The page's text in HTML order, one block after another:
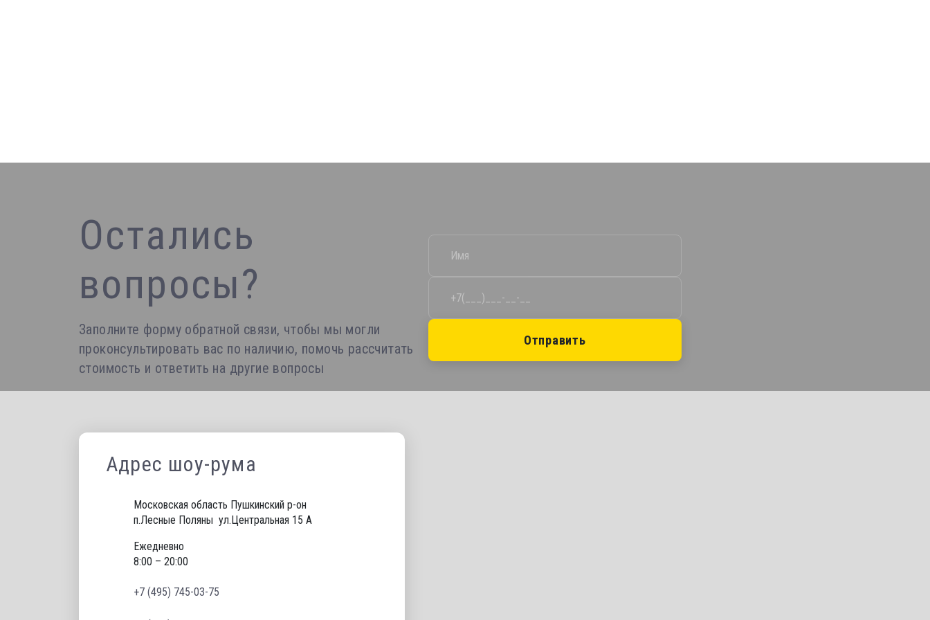
Остались
вопросы?
Заполните форму обратной связи, чтобы мы могли
проконсультировать вас по наличию, помочь рассчитать
стоимость и ответить на другие вопросы
Отправить
Адрес шоу-рума
Московская область Пушкинский р-он
п.Лесные Поляны  ул.Центральная 15 А
Ежедневно
8:00 – 20:00
+7 (495) 745-03-75